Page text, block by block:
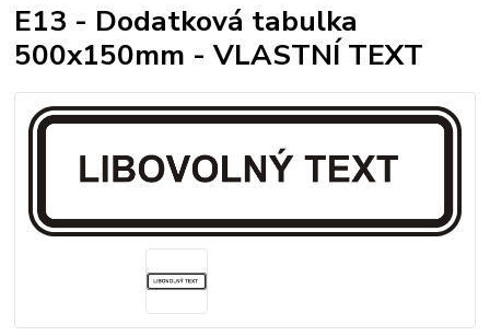
E13 - Dodatková tabulka
500x150mm - VLASTNÍ TEXT